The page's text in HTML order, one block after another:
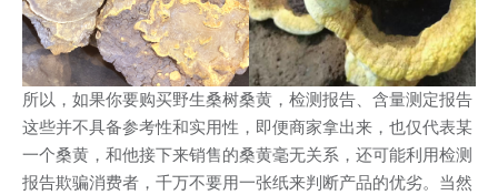
所以，如果你要购买野生桑树桑黄，检测报告、含量测定报告
这些并不具备参考性和实用性，即便商家拿出来，也仅代表某
一个桑黄，和他接下来销售的桑黄毫无关系，还可能利用检测
报告欺骗消费者，千万不要用一张纸来判断产品的优劣。当然